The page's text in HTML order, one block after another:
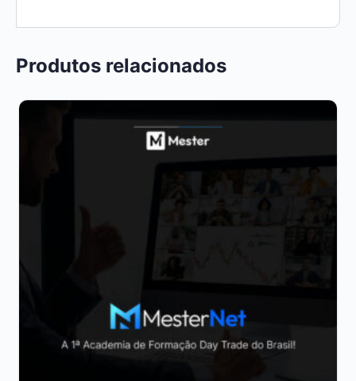
Produtos relacionados